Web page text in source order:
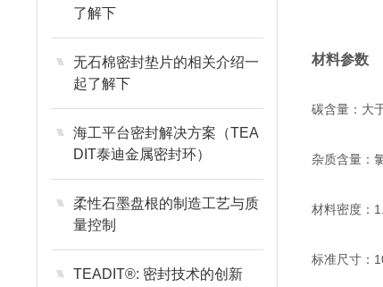
了解下
无石棉密封垫片的相关介绍一
起了解下
海工平台密封解决方案（TEA
DIT泰迪金属密封环）
柔性石墨盘根的制造工艺与质
量控制
TEADIT®: 密封技术的创新
材料参数
碳含量：大
杂质含量：
材料密度：
标准尺寸：